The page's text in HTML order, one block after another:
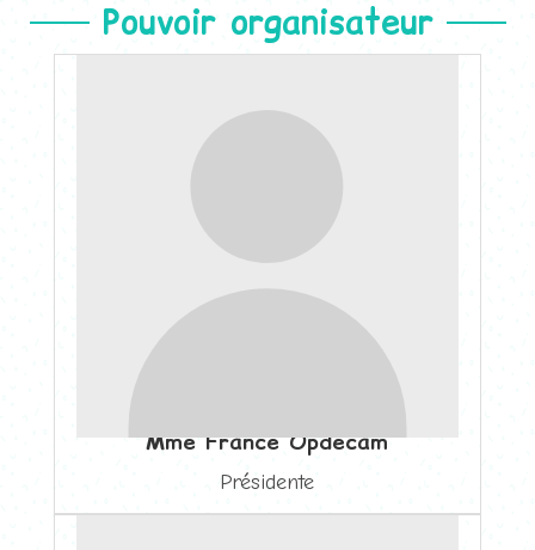
Pouvoir organisateur
Mme France Opdecam
Présidente